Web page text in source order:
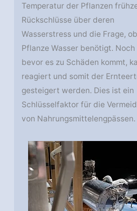
Temperatur der Pflanzen
Rückschlüsse über deren
Wasserstress und die Frage,
Pflanze Wasser benötigt. Noch
bevor es zu Schäden kommt,
reagiert und somit der
gesteigert werden. Dies ist ein
Schlüsselfaktor für die
von Nahrungsmittelengpässen.